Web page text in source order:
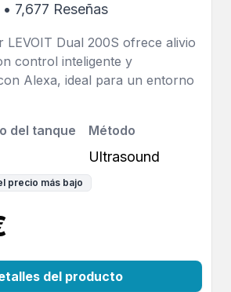
• 7,677 Reseñas
LEVOIT Dual 200S ofrece alivio
control inteligente y
Alexa, ideal para un entorno
del tanque Método
Ultrasound
precio más bajo
del producto